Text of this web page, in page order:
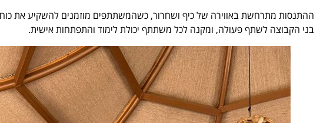
ההתנסות מתרחשת באווירה של כיף ושחרור, כשהמשתתפים מוזמנים להשקיע את
בני הקבוצה לשתף פעולה, ומקנה לכל משתתף יכולת לימוד והתפתחות אישית.